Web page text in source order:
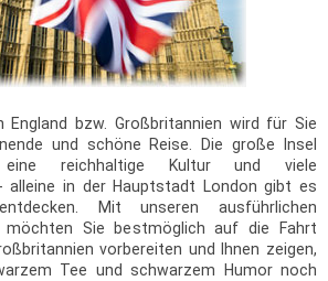
England bzw. Großbritannien wird für Sie
und schöne Reise. Die große Insel
reichhaltige Kultur und viele
alleine in der Hauptstadt London gibt es
Mit unseren ausführlichen
möchten Sie bestmöglich auf die Fahrt
vorbereiten und Ihnen zeigen,
Tee und schwarzem Humor noch